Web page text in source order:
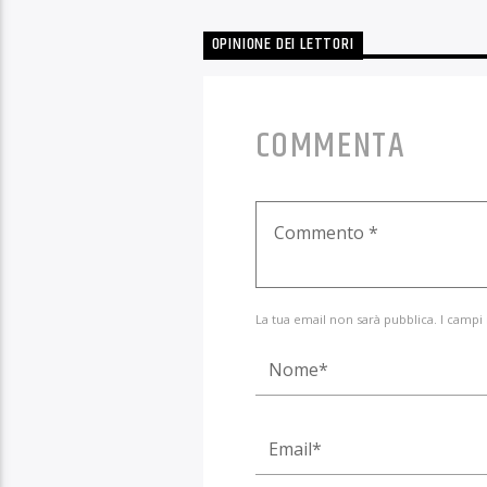
OPINIONE DEI LETTORI
COMMENTA
La tua email non sarà pubblica. I